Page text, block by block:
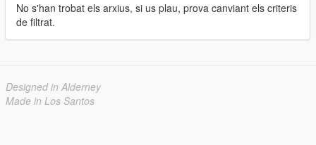
No s'han trobat els arxius, si us plau, prova canviant els criteris
de filtrat.
Designed in Alderney
Made in Los Santos